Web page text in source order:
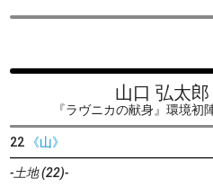
山口 弘太郎
『ラヴニカの献身』環境初
22 《山》
-土地 (22)-